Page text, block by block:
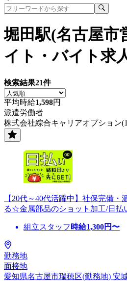
堀田駅(名古屋市
イト・バイト求
検索結果21件
平均時給1,598円
派遣労働者
株式会社綜合キャリアオプション
【20代～40代活躍中】社保完備
る☆金属部品のショット加工/日払
組立スタッフ 時給1,300円〜
勤務地
面接地
愛知県名古屋市瑞穂区(勤務地) 安